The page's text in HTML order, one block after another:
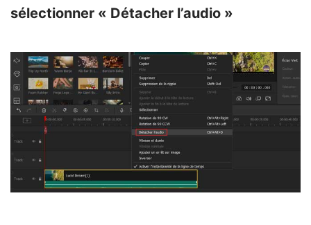
sélectionner « Détacher l’audio »